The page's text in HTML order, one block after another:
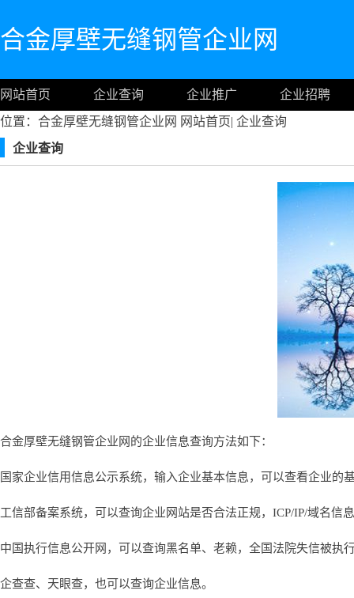
合金厚壁无缝钢管企业网
网站首页 企业查询 企业推广
企业招聘
位置：合金厚壁无缝钢管企业网 网站首页| 企业查询
企业查询
合金厚壁无缝钢管企业网的企业信息查询方法如下：
国家企业信用信息公示系统，输入企业基本信息，可以查看企业的
工信部备案系统，可以查询企业网站是否合法正规，ICP/IP/域名信
中国执行信息公开网，可以查询黑名单、老赖，全国法院失信被执
企查查、天眼查，也可以查询企业信息。